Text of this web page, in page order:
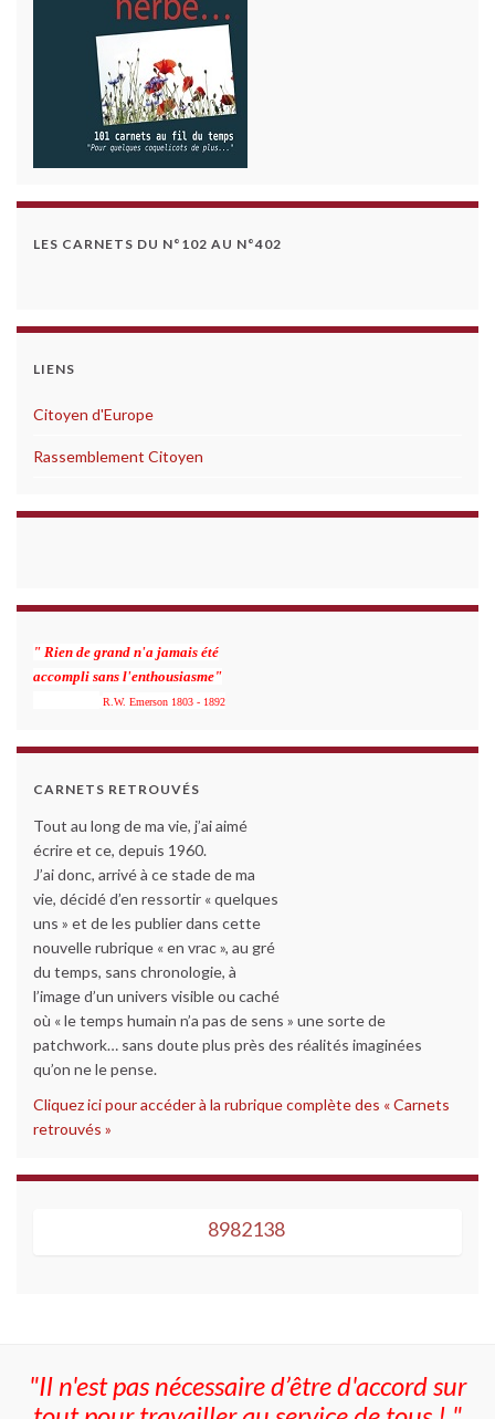
LES CARNETS DU N°102 AU N°402
LIENS
Citoyen d'Europe
Rassemblement Citoyen
" Rien de grand n'a jamais été
accompli sans l'enthousiasme"
R.W. Emerson 1803 - 1892
CARNETS RETROUVÉS
Tout au long de ma vie, j’ai aimé
écrire et ce, depuis 1960.
J’ai donc, arrivé à ce stade de ma
vie, décidé d’en ressortir « quelques
uns » et de les publier dans cette
nouvelle rubrique « en vrac », au gré
du temps, sans chronologie, à
l’image d’un univers visible ou caché
où « le temps humain n’a pas de sens » une sorte de
patchwork… sans doute plus près des réalités imaginées
qu’on ne le pense.
Cliquez ici pour accéder à la rubrique complète des « Carnets
retrouvés »
8982138
"Il n'est pas nécessaire d’être d'accord sur